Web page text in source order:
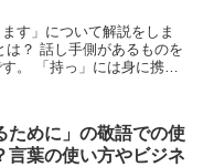
す」について解説をしま
？ 話し手側があるものを
。 「持っ」には身に携え
ために」の敬語での使
言葉の使い方やビジネ